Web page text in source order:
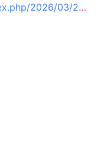
a-500-metres-sous-terre/